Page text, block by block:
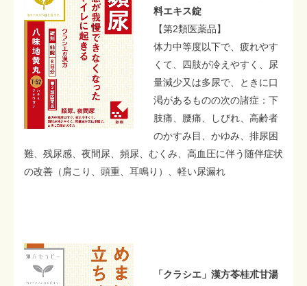
料エキス錠
【第2類医薬品】
体力中等度以下で、疲れやす
くて、四肢が冷えやすく、尿
量減少又は多尿で、ときに口
渇があるものの次の諸症：下
肢痛、腰痛、しびれ、高齢者
のかすみ目、かゆみ、排尿困
難、残尿感、夜間尿、頻尿、むくみ、高血圧に伴う随伴症状
の改善（肩こり、頭重、耳鳴り）、軽い尿漏れ
「クラシエ」漢方苓桂朮甘湯